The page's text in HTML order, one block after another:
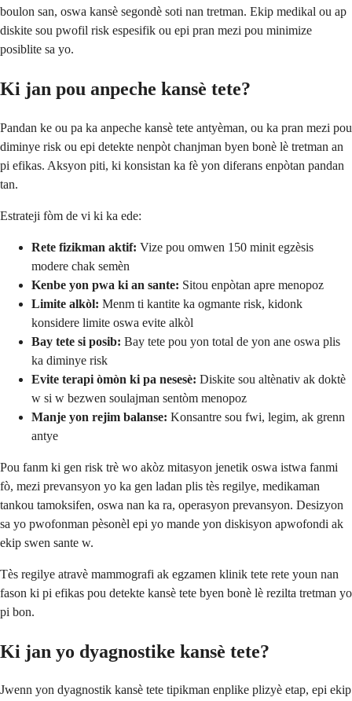
boulon san, oswa kansè segondè soti nan tretman. Ekip medikal ou ap
diskite sou pwofil risk espesifik ou epi pran mezi pou minimize
posiblite sa yo.
Ki jan pou anpeche kansè tete?
Pandan ke ou pa ka anpeche kansè tete antyèman, ou ka pran mezi pou
diminye risk ou epi detekte nenpòt chanjman byen bonè lè tretman an
pi efikas. Aksyon piti, ki konsistan ka fè yon diferans enpòtan pandan
tan.
Estrateji fòm de vi ki ka ede:
Rete fizikman aktif: Vize pou omwen 150 minit egzèsis
modere chak semèn
Kenbe yon pwa ki an sante: Sitou enpòtan apre menopoz
Limite alkòl: Menm ti kantite ka ogmante risk, kidonk
konsidere limite oswa evite alkòl
Bay tete si posib: Bay tete pou yon total de yon ane oswa plis
ka diminye risk
Evite terapi òmòn ki pa nesesè: Diskite sou altènativ ak doktè
w si w bezwen soulajman sentòm menopoz
Manje yon rejim balanse: Konsantre sou fwi, legim, ak grenn
antye
Pou fanm ki gen risk trè wo akòz mitasyon jenetik oswa istwa fanmi
fò, mezi prevansyon yo ka gen ladan plis tès regilye, medikaman
tankou tamoksifen, oswa nan ka ra, operasyon prevansyon. Desizyon
sa yo pwofonman pèsonèl epi yo mande yon diskisyon apwofondi ak
ekip swen sante w.
Tès regilye atravè mammografi ak egzamen klinik tete rete youn nan
fason ki pi efikas pou detekte kansè tete byen bonè lè rezilta tretman yo
pi bon.
Ki jan yo dyagnostike kansè tete?
Jwenn yon dyagnostik kansè tete tipikman enplike plizyè etap, epi ekip